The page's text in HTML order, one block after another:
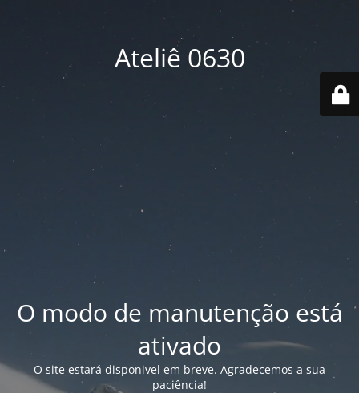
Ateliê 0630
O modo de manutenção está
ativado
O site estará disponivel em breve. Agradecemos a sua
paciência!